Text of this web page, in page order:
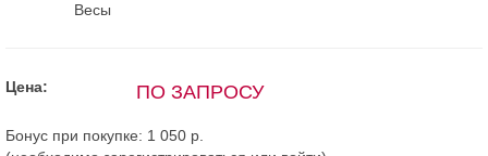
Весы
Цена: ПО ЗАПРОСУ
Бонус при покупке: 1 050 р.